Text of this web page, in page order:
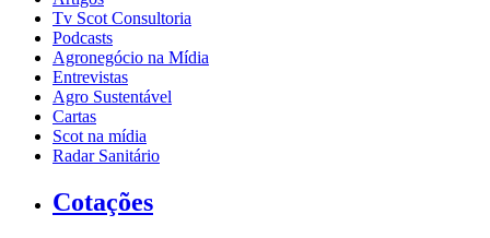
Tv Scot Consultoria
Podcasts
Agronegócio na Mídia
Entrevistas
Agro Sustentável
Cartas
Scot na mídia
Radar Sanitário
Cotações